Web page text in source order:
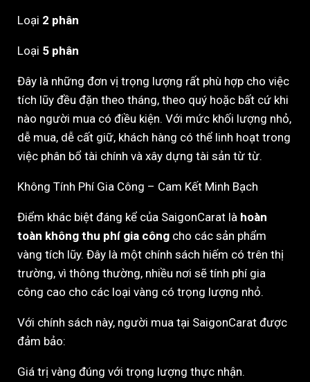
Loại 2 phân
Loại 5 phân
Đây là những đơn vị trọng lượng rất phù hợp cho việc
tích lũy đều đặn theo tháng, theo quý hoặc bất cứ khi
nào người mua có điều kiện. Với mức khối lượng nhỏ,
dễ mua, dễ cất giữ, khách hàng có thể linh hoạt trong
việc phân bổ tài chính và xây dựng tài sản từ từ.
Không Tính Phí Gia Công – Cam Kết Minh Bạch
Điểm khác biệt đáng kể của SaigonCarat là hoàn
toàn không thu phí gia công cho các sản phẩm
vàng tích lũy. Đây là một chính sách hiếm có trên thị
trường, vì thông thường, nhiều nơi sẽ tính phí gia
công cao cho các loại vàng có trọng lượng nhỏ.
Với chính sách này, người mua tại SaigonCarat được
đảm bảo:
Giá trị vàng đúng với trọng lượng thực nhận.